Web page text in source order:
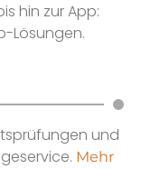
hin zur App:
Lösungen.
und
Mehr